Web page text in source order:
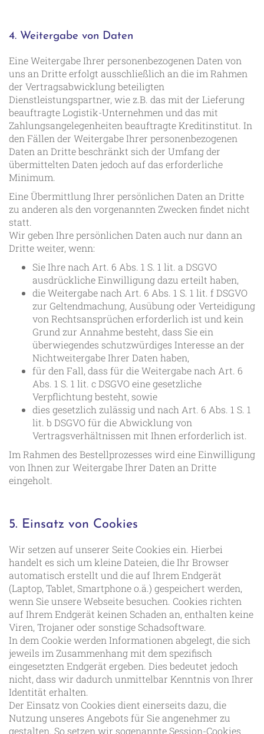
4. Weitergabe von Daten
Eine Weitergabe Ihrer personenbezogenen Daten von
uns an Dritte erfolgt ausschließlich an die im Rahmen
der Vertragsabwicklung beteiligten
Dienstleistungspartner, wie z.B. das mit der Lieferung
beauftragte Logistik-Unternehmen und das mit
Zahlungsangelegenheiten beauftragte Kreditinstitut. In
den Fällen der Weitergabe Ihrer personenbezogenen
Daten an Dritte beschränkt sich der Umfang der
übermittelten Daten jedoch auf das erforderliche
Minimum.
Eine Übermittlung Ihrer persönlichen Daten an Dritte
zu anderen als den vorgenannten Zwecken findet nicht
statt.
Wir geben Ihre persönlichen Daten auch nur dann an
Dritte weiter, wenn:
Sie Ihre nach Art. 6 Abs. 1 S. 1 lit. a DSGVO
ausdrückliche Einwilligung dazu erteilt haben,
die Weitergabe nach Art. 6 Abs. 1 S. 1 lit. f DSGVO
zur Geltendmachung, Ausübung oder Verteidigung
von Rechtsansprüchen erforderlich ist und kein
Grund zur Annahme besteht, dass Sie ein
überwiegendes schutzwürdiges Interesse an der
Nichtweitergabe Ihrer Daten haben,
für den Fall, dass für die Weitergabe nach Art. 6
Abs. 1 S. 1 lit. c DSGVO eine gesetzliche
Verpflichtung besteht, sowie
dies gesetzlich zulässig und nach Art. 6 Abs. 1 S. 1
lit. b DSGVO für die Abwicklung von
Vertragsverhältnissen mit Ihnen erforderlich ist.
Im Rahmen des Bestellprozesses wird eine Einwilligung
von Ihnen zur Weitergabe Ihrer Daten an Dritte
eingeholt.
5. Einsatz von Cookies
Wir setzen auf unserer Seite Cookies ein. Hierbei
handelt es sich um kleine Dateien, die Ihr Browser
automatisch erstellt und die auf Ihrem Endgerät
(Laptop, Tablet, Smartphone o.ä.) gespeichert werden,
wenn Sie unsere Webseite besuchen. Cookies richten
auf Ihrem Endgerät keinen Schaden an, enthalten keine
Viren, Trojaner oder sonstige Schadsoftware.
In dem Cookie werden Informationen abgelegt, die sich
jeweils im Zusammenhang mit dem spezifisch
eingesetzten Endgerät ergeben. Dies bedeutet jedoch
nicht, dass wir dadurch unmittelbar Kenntnis von Ihrer
Identität erhalten.
Der Einsatz von Cookies dient einerseits dazu, die
Nutzung unseres Angebots für Sie angenehmer zu
gestalten. So setzen wir sogenannte Session-Cookies